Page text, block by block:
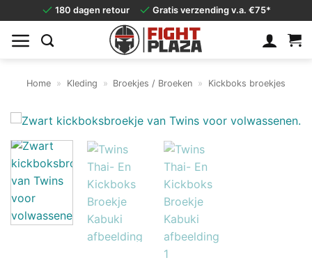
naar
inhoud
180 dagen retour Gratis verzending v.a. €75*
Home » Kleding » Broekjes / Broeken » Kickboks broekjes